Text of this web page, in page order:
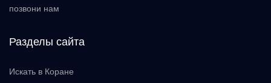
позвони нам
Разделы сайта
Искать в Коране